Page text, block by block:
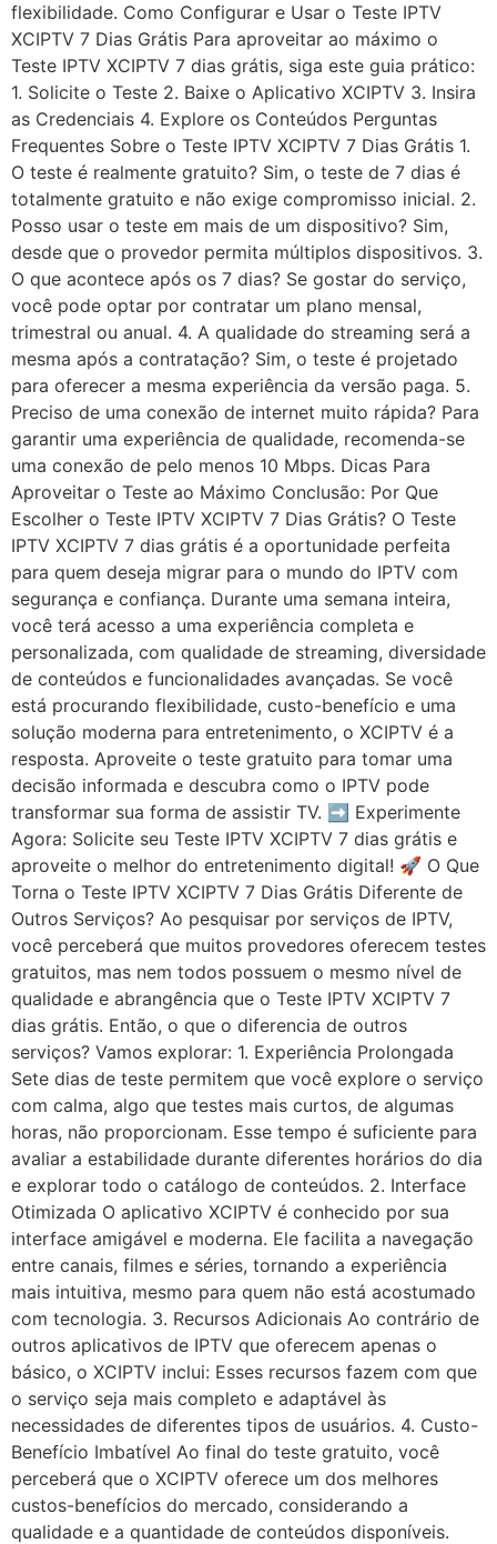
flexibilidade. Como Configurar e Usar o Teste IPTV
XCIPTV 7 Dias Grátis Para aproveitar ao máximo o
Teste IPTV XCIPTV 7 dias grátis, siga este guia prático:
1. Solicite o Teste 2. Baixe o Aplicativo XCIPTV 3. Insira
as Credenciais 4. Explore os Conteúdos Perguntas
Frequentes Sobre o Teste IPTV XCIPTV 7 Dias Grátis 1.
O teste é realmente gratuito? Sim, o teste de 7 dias é
totalmente gratuito e não exige compromisso inicial. 2.
Posso usar o teste em mais de um dispositivo? Sim,
desde que o provedor permita múltiplos dispositivos. 3.
O que acontece após os 7 dias? Se gostar do serviço,
você pode optar por contratar um plano mensal,
trimestral ou anual. 4. A qualidade do streaming será a
mesma após a contratação? Sim, o teste é projetado
para oferecer a mesma experiência da versão paga. 5.
Preciso de uma conexão de internet muito rápida? Para
garantir uma experiência de qualidade, recomenda-se
uma conexão de pelo menos 10 Mbps. Dicas Para
Aproveitar o Teste ao Máximo Conclusão: Por Que
Escolher o Teste IPTV XCIPTV 7 Dias Grátis? O Teste
IPTV XCIPTV 7 dias grátis é a oportunidade perfeita
para quem deseja migrar para o mundo do IPTV com
segurança e confiança. Durante uma semana inteira,
você terá acesso a uma experiência completa e
personalizada, com qualidade de streaming, diversidade
de conteúdos e funcionalidades avançadas. Se você
está procurando flexibilidade, custo-benefício e uma
solução moderna para entretenimento, o XCIPTV é a
resposta. Aproveite o teste gratuito para tomar uma
decisão informada e descubra como o IPTV pode
transformar sua forma de assistir TV. ➡️ Experimente
Agora: Solicite seu Teste IPTV XCIPTV 7 dias grátis e
aproveite o melhor do entretenimento digital! 🚀 O Que
Torna o Teste IPTV XCIPTV 7 Dias Grátis Diferente de
Outros Serviços? Ao pesquisar por serviços de IPTV,
você perceberá que muitos provedores oferecem testes
gratuitos, mas nem todos possuem o mesmo nível de
qualidade e abrangência que o Teste IPTV XCIPTV 7
dias grátis. Então, o que o diferencia de outros
serviços? Vamos explorar: 1. Experiência Prolongada
Sete dias de teste permitem que você explore o serviço
com calma, algo que testes mais curtos, de algumas
horas, não proporcionam. Esse tempo é suficiente para
avaliar a estabilidade durante diferentes horários do dia
e explorar todo o catálogo de conteúdos. 2. Interface
Otimizada O aplicativo XCIPTV é conhecido por sua
interface amigável e moderna. Ele facilita a navegação
entre canais, filmes e séries, tornando a experiência
mais intuitiva, mesmo para quem não está acostumado
com tecnologia. 3. Recursos Adicionais Ao contrário de
outros aplicativos de IPTV que oferecem apenas o
básico, o XCIPTV inclui: Esses recursos fazem com que
o serviço seja mais completo e adaptável às
necessidades de diferentes tipos de usuários. 4. Custo-
Benefício Imbatível Ao final do teste gratuito, você
perceberá que o XCIPTV oferece um dos melhores
custos-benefícios do mercado, considerando a
qualidade e a quantidade de conteúdos disponíveis.